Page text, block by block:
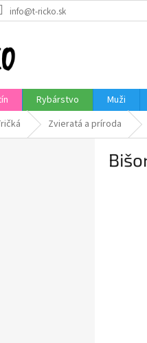
info@t-ricko.sk
Rybárstvo Muži
Zvieratá a príroda